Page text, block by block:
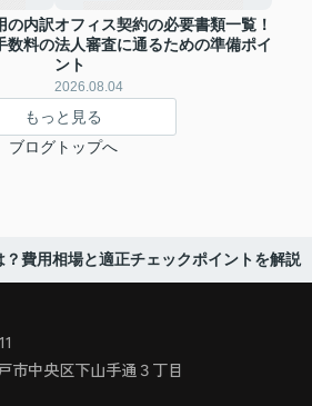
の内訳
数料の
オフィス契約の必要書類一覧！
法人審査に通るための準備ポイ
ント
2026.08.04
もっと見る
ブログトップへ
費用相場と適正チェックポイントを解説
市中央区下山手通３丁目